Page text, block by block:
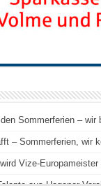
Sommerferien – wir
– Sommerferien, wir
Vize-Europameister